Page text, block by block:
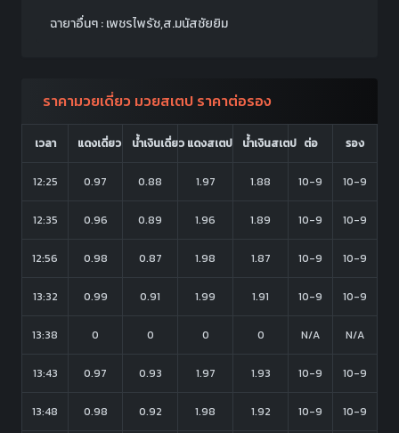
ฉายาอื่นๆ : เพชรไพรัช,ส.มนัสชัยยิม
ราคามวยเดี่ยว มวยสเตป ราคาต่อรอง
เวลา แดงเดี่ยว น้ำเงินเดี่ยว แดงสเตป น้ำเงินสเตป ต่อ รอง
12:25 0.97 0.88 1.97 1.88 10-9 10-9
12:35 0.96 0.89 1.96 1.89 10-9 10-9
12:56 0.98 0.87 1.98 1.87 10-9 10-9
13:32 0.99 0.91 1.99 1.91 10-9 10-9
13:38 0 0 0 0 N/A N/A
13:43 0.97 0.93 1.97 1.93 10-9 10-9
13:48 0.98 0.92 1.98 1.92 10-9 10-9